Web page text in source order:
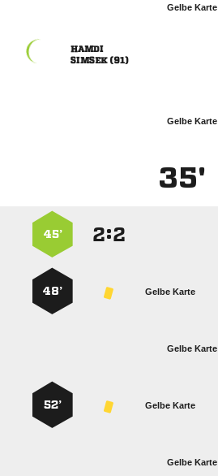
Gelbe Karte

 
Gelbe Karte
35'
:
45’
Gelbe Karte
48’
Gelbe Karte
Gelbe Karte
52’
Gelbe Karte